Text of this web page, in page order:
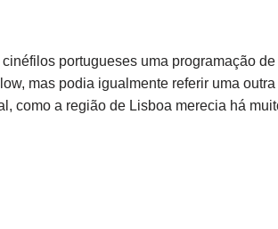
cinéfilos portugueses uma programação
mas podia igualmente referir uma outra
como a região de Lisboa merecia há